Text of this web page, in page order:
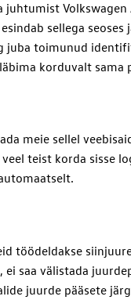
Volkswagen
sellega
juba toimunud
korduvalt sama
meie sellel
teist korda sisse
töödeldakse
saa välistada
juurde pääsete